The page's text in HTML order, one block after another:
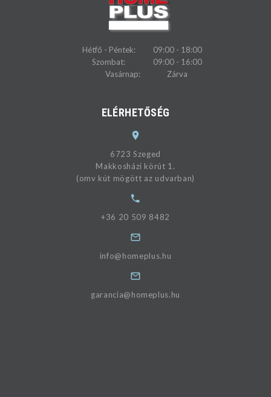
Hétfő - Péntek:
09:00 - 18:00
Szombat:
09:00 - 16:00
Vasárnap:
Zárva
ELÉRHETŐSÉG
6723 Szeged
Makkosházi körút 1.
(omv kút mögött az udvarban)
+36 20 509 8482
info@homeplus.hu
garancia@homeplus.hu